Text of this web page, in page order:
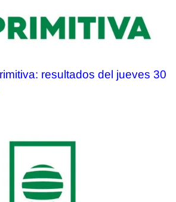
resultados del jueves 30